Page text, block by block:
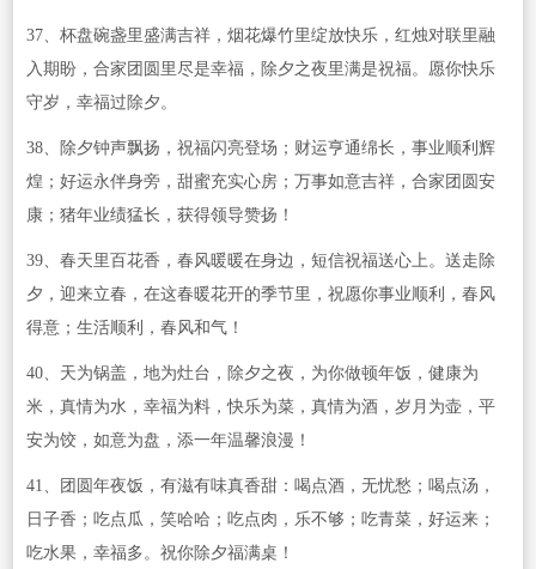
37、杯盘碗盏里盛满吉祥，烟花爆竹里绽放快乐，红烛对联里融
入期盼，合家团圆里尽是幸福，除夕之夜里满是祝福。愿你快乐
守岁，幸福过除夕。
38、除夕钟声飘扬，祝福闪亮登场；财运亨通绵长，事业顺利辉
煌；好运永伴身旁，甜蜜充实心房；万事如意吉祥，合家团圆安
康；猪年业绩猛长，获得领导赞扬！
39、春天里百花香，春风暖暖在身边，短信祝福送心上。送走除
夕，迎来立春，在这春暖花开的季节里，祝愿你事业顺利，春风
得意；生活顺利，春风和气！
40、天为锅盖，地为灶台，除夕之夜，为你做顿年饭，健康为
米，真情为水，幸福为料，快乐为菜，真情为酒，岁月为壶，平
安为饺，如意为盘，添一年温馨浪漫！
41、团圆年夜饭，有滋有味真香甜：喝点酒，无忧愁；喝点汤，
日子香；吃点瓜，笑哈哈；吃点肉，乐不够；吃青菜，好运来；
吃水果，幸福多。祝你除夕福满桌！